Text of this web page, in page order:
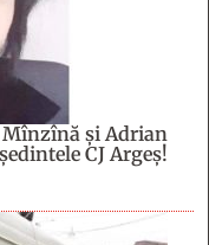
Mînzînă şi Adrian
CJ Argeş!